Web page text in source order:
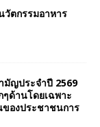
วัตกรรมอาหาร
ญประจำปี 2569
ด้านโดยเฉพาะ
องประชาชนการ